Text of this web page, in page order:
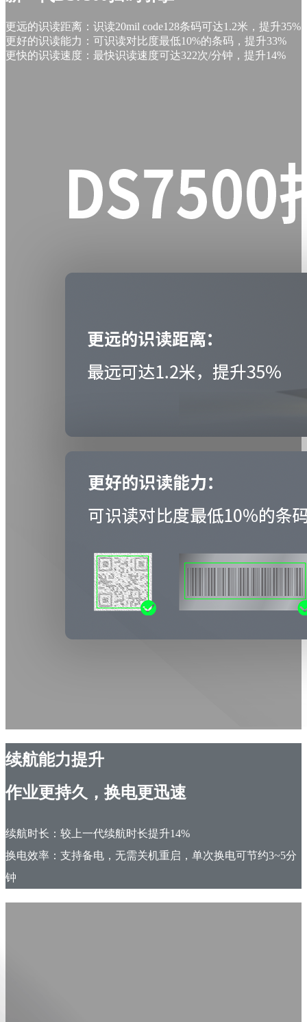
更远的识读距离：识读20mil code128条码可达1.2米，提升35%
更好的识读能力：可识读对比度最低10%的条码，提升33%
更快的识读速度：最快识读速度可达322次/分钟，提升14%
续航能力提升
作业更持久，换电更迅速
续航时长：较上一代续航时长提升14%
换电效率：支持备电，无需关机重启，单次换电可节约3~5分
钟